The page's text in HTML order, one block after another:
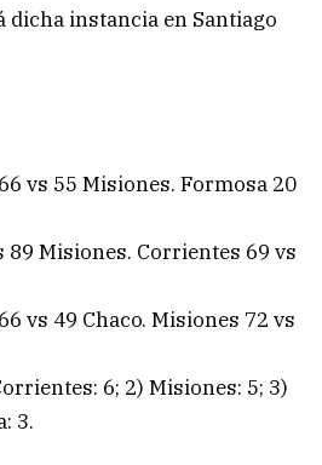
instancia en Santiago
vs 55 Misiones. Formosa 20
89 Misiones. Corrientes 69 vs
vs 49 Chaco. Misiones 72 vs
6; 2) Misiones: 5; 3)
3.